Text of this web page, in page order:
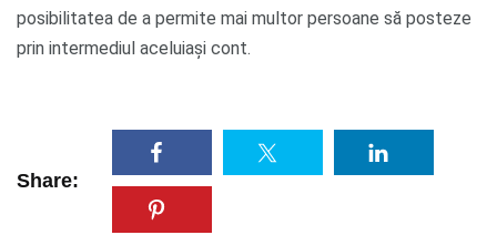
posibilitatea de a permite mai multor persoane să posteze
prin intermediul aceluiași cont.
Share: